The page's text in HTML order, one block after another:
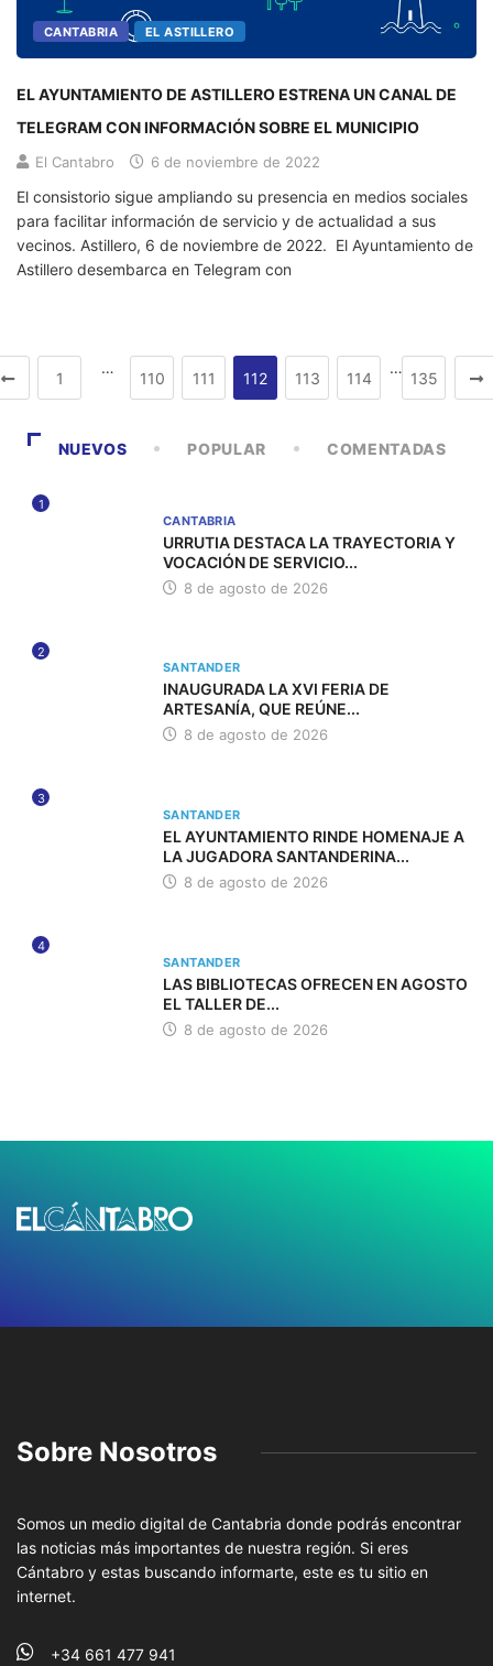
CANTABRIA EL ASTILLERO
EL AYUNTAMIENTO DE ASTILLERO ESTRENA UN CANAL DE
TELEGRAM CON INFORMACIÓN SOBRE EL MUNICIPIO
El Cantabro 6 de noviembre de 2022
El consistorio sigue ampliando su presencia en medios sociales
para facilitar información de servicio y de actualidad a sus
vecinos. Astillero, 6 de noviembre de 2022. El Ayuntamiento de
Astillero desembarca en Telegram con
1
…
110 111 112 113 114
…
135
NUEVOS POPULAR COMENTADAS
1
CANTABRIA
URRUTIA DESTACA LA TRAYECTORIA Y
VOCACIÓN DE SERVICIO...
8 de agosto de 2026
2
SANTANDER
INAUGURADA LA XVI FERIA DE
ARTESANÍA, QUE REÚNE...
8 de agosto de 2026
3
SANTANDER
EL AYUNTAMIENTO RINDE HOMENAJE A
LA JUGADORA SANTANDERINA...
8 de agosto de 2026
4
SANTANDER
LAS BIBLIOTECAS OFRECEN EN AGOSTO
EL TALLER DE...
8 de agosto de 2026
Sobre Nosotros
Somos un medio digital de Cantabria donde podrás encontrar
las noticias más importantes de nuestra región. Si eres
Cántabro y estas buscando informarte, este es tu sitio en
internet.
+34 661 477 941